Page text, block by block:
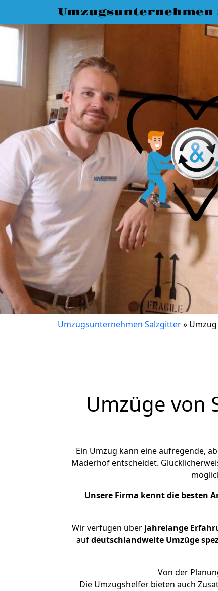
Umzugsunternehmen Salzgitter»
Umzüge von
Ein Umzug kann eine aufregende,
Mäderhof entscheidet.
Unsere Firma kennt die besten
Wir verfügen über jahrelange
aufdeutschlandweite Umzüge
Von der
Die Umzugshelfer bieten auch